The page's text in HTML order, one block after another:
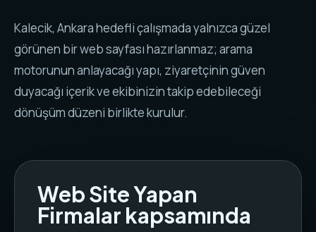
Kalecik, Ankara hedefli çalışmada yalnızca güzel
görünen bir web sayfası hazırlanmaz; arama
motorunun anlayacağı yapı, ziyaretçinin güven
duyacağı içerik ve ekibinizin takip edebileceği
dönüşüm düzeni birlikte kurulur.
Web Site Yapan
Firmalar kapsamında